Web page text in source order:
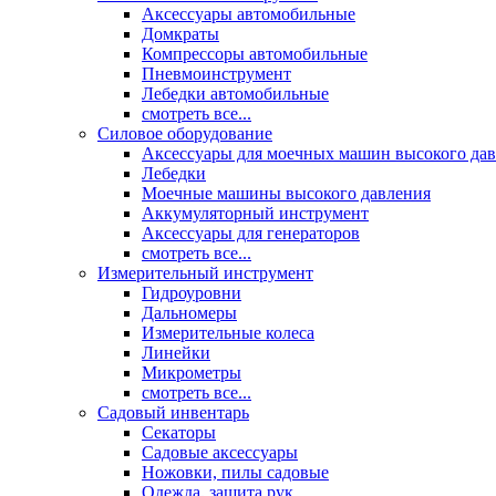
Аксессуары автомобильные
Домкраты
Компрессоры автомобильные
Пневмоинструмент
Лебедки автомобильные
смотреть все...
Силовое оборудование
Аксессуары для моечных машин высокого
Лебедки
Моечные машины высокого давления
Аккумуляторный инструмент
Аксессуары для генераторов
смотреть все...
Измерительный инструмент
Гидроуровни
Дальномеры
Измерительные колеса
Линейки
Микрометры
смотреть все...
Садовый инвентарь
Секаторы
Садовые аксессуары
Ножовки, пилы садовые
Одежда, защита рук